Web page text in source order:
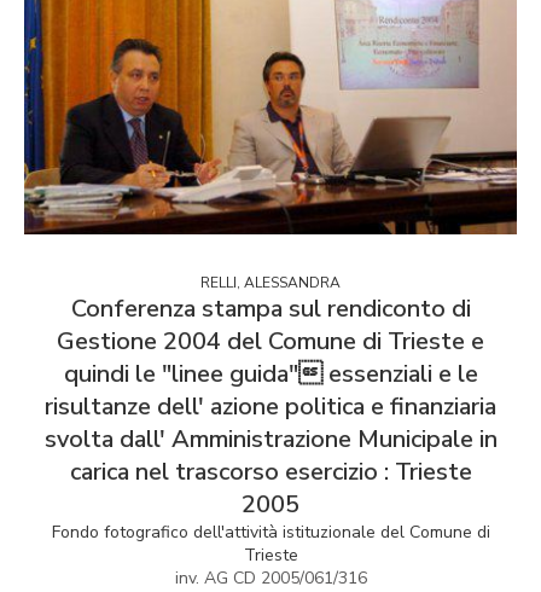
RELLI, ALESSANDRA
Conferenza stampa sul rendiconto di
Gestione 2004 del Comune di Trieste e
quindi le "linee guida" essenziali e le
risultanze dell' azione politica e finanziaria
svolta dall' Amministrazione Municipale in
carica nel trascorso esercizio : Trieste
2005
Fondo fotografico dell'attività istituzionale del Comune di
Trieste
inv. AG CD 2005/061/316